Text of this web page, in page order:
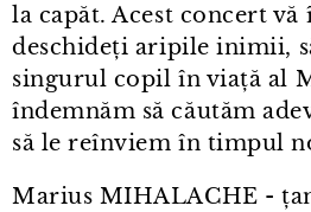
la capăt. Acest concert vă
deschideți aripile inimii,
singurul copil în viață al
îndemnăm să căutăm
să le reînviem în timpul
Marius MIHALACHE -